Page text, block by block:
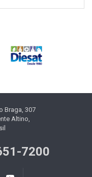
Braga, 307
Altino,
7200